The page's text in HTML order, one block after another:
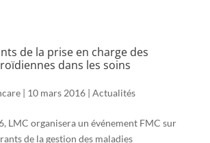
de la prise en charge des
dans les soins
| 10 mars 2016| Actualités
LMC organisera un événement FMC sur
de la gestion des maladies